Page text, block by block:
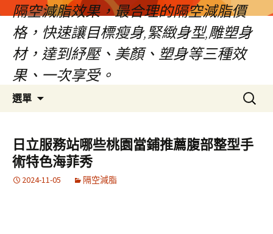
隔空減脂效果，最合理的隔空減脂價
格，快速讓目標瘦身,緊緻身型,雕塑身
材，達到紓壓、美顏、塑身等三種效
果、一次享受。
選單
容
搜
尋
鍵
字:
日立服務站哪些桃園當鋪推薦腹部整型手
術特色海菲秀
2024-11-05 隔空減脂